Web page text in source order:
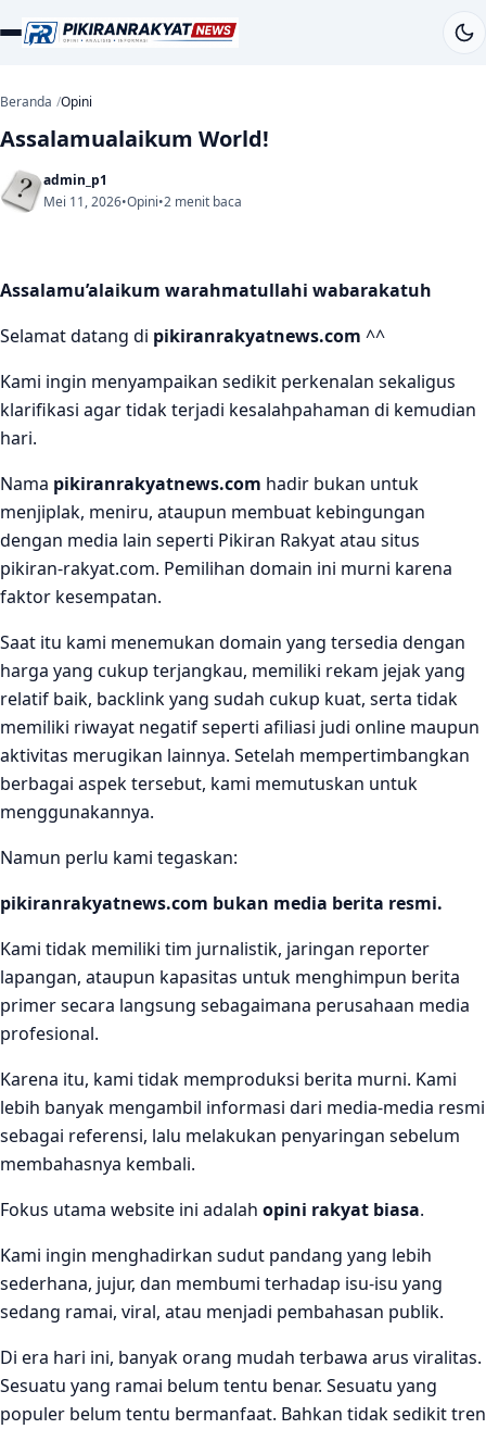
Beranda Opini
Assalamualaikum World!
admin_p1
Mei 11, 2026•Opini•2 menit baca
Assalamu’alaikum warahmatullahi wabarakatuh
Selamat datang di pikiranrakyatnews.com ^^
Kami ingin menyampaikan sedikit perkenalan sekaligus
klarifikasi agar tidak terjadi kesalahpahaman di kemudian
hari.
Nama pikiranrakyatnews.com hadir bukan untuk
menjiplak, meniru, ataupun membuat kebingungan
dengan media lain seperti Pikiran Rakyat atau situs
pikiran-rakyat.com. Pemilihan domain ini murni karena
faktor kesempatan.
Saat itu kami menemukan domain yang tersedia dengan
harga yang cukup terjangkau, memiliki rekam jejak yang
relatif baik, backlink yang sudah cukup kuat, serta tidak
memiliki riwayat negatif seperti afiliasi judi online maupun
aktivitas merugikan lainnya. Setelah mempertimbangkan
berbagai aspek tersebut, kami memutuskan untuk
menggunakannya.
Namun perlu kami tegaskan:
pikiranrakyatnews.com bukan media berita resmi.
Kami tidak memiliki tim jurnalistik, jaringan reporter
lapangan, ataupun kapasitas untuk menghimpun berita
primer secara langsung sebagaimana perusahaan media
profesional.
Karena itu, kami tidak memproduksi berita murni. Kami
lebih banyak mengambil informasi dari media-media resmi
sebagai referensi, lalu melakukan penyaringan sebelum
membahasnya kembali.
Fokus utama website ini adalah opini rakyat biasa.
Kami ingin menghadirkan sudut pandang yang lebih
sederhana, jujur, dan membumi terhadap isu-isu yang
sedang ramai, viral, atau menjadi pembahasan publik.
Di era hari ini, banyak orang mudah terbawa arus viralitas.
Sesuatu yang ramai belum tentu benar. Sesuatu yang
populer belum tentu bermanfaat. Bahkan tidak sedikit tren